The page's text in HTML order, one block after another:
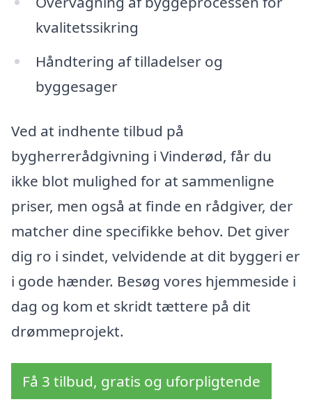
kvalitetssikring
Håndtering af tilladelser og
byggesager
Ved at indhente tilbud på
bygherrerådgivning i Vinderød, får du
ikke blot mulighed for at sammenligne
priser, men også at finde en rådgiver, der
matcher dine specifikke behov. Det giver
dig ro i sindet, velvidende at dit byggeri er
i gode hænder. Besøg vores hjemmeside i
dag og kom et skridt tættere på dit
drømmeprojekt.
Få 3 tilbud, gratis og uforpligtende